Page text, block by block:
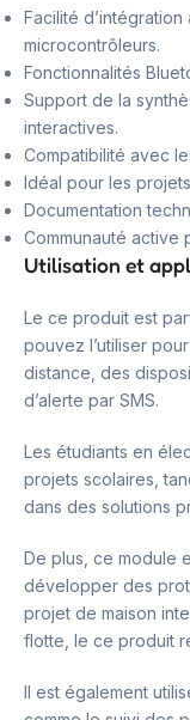
Facilité
microcontrôleurs.
Fonctionnalités
Support de la
interactives.
Compatibilité avec
Idéal pour les
Documentation
Communauté active
Utilisation et
Le ce produit est
pouvez l’utiliser
distance, des
d’alerte par SMS.
Les étudiants en
projets scolaires,
dans des solutions
De plus, ce module
développer des
projet de maison
flotte, le ce produit
Il est également